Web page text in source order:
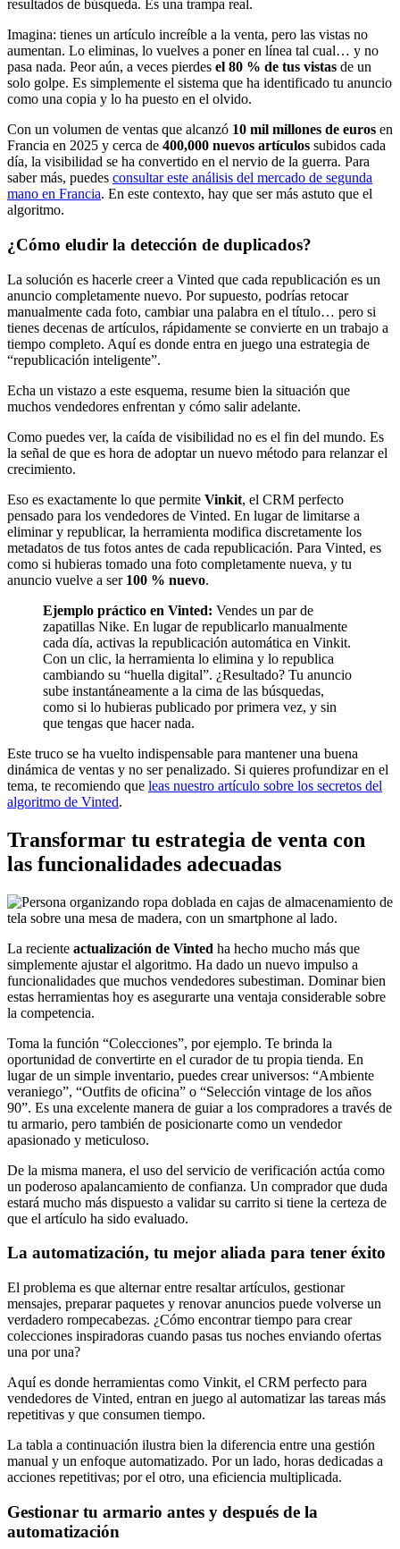
resultados de búsqueda. Es una trampa real.
Imagina: tienes un artículo increíble a la venta, pero las vistas no
aumentan. Lo eliminas, lo vuelves a poner en línea tal cual… y no
pasa nada. Peor aún, a veces pierdes el 80 % de tus vistas de un
solo golpe. Es simplemente el sistema que ha identificado tu anuncio
como una copia y lo ha puesto en el olvido.
Con un volumen de ventas que alcanzó 10 mil millones de euros en
Francia en 2025 y cerca de 400,000 nuevos artículos subidos cada
día, la visibilidad se ha convertido en el nervio de la guerra. Para
saber más, puedes consultar este análisis del mercado de segunda
mano en Francia. En este contexto, hay que ser más astuto que el
algoritmo.
¿Cómo eludir la detección de duplicados?
La solución es hacerle creer a Vinted que cada republicación es un
anuncio completamente nuevo. Por supuesto, podrías retocar
manualmente cada foto, cambiar una palabra en el título… pero si
tienes decenas de artículos, rápidamente se convierte en un trabajo a
tiempo completo. Aquí es donde entra en juego una estrategia de
“republicación inteligente”.
Echa un vistazo a este esquema, resume bien la situación que
muchos vendedores enfrentan y cómo salir adelante.
Como puedes ver, la caída de visibilidad no es el fin del mundo. Es
la señal de que es hora de adoptar un nuevo método para relanzar el
crecimiento.
Eso es exactamente lo que permite Vinkit, el CRM perfecto
pensado para los vendedores de Vinted. En lugar de limitarse a
eliminar y republicar, la herramienta modifica discretamente los
metadatos de tus fotos antes de cada republicación. Para Vinted, es
como si hubieras tomado una foto completamente nueva, y tu
anuncio vuelve a ser 100 % nuevo.
Ejemplo práctico en Vinted: Vendes un par de
zapatillas Nike. En lugar de republicarlo manualmente
cada día, activas la republicación automática en Vinkit.
Con un clic, la herramienta lo elimina y lo republica
cambiando su “huella digital”. ¿Resultado? Tu anuncio
sube instantáneamente a la cima de las búsquedas,
como si lo hubieras publicado por primera vez, y sin
que tengas que hacer nada.
Este truco se ha vuelto indispensable para mantener una buena
dinámica de ventas y no ser penalizado. Si quieres profundizar en el
tema, te recomiendo que leas nuestro artículo sobre los secretos del
algoritmo de Vinted.
Transformar tu estrategia de venta con
las funcionalidades adecuadas
La reciente actualización de Vinted ha hecho mucho más que
simplemente ajustar el algoritmo. Ha dado un nuevo impulso a
funcionalidades que muchos vendedores subestiman. Dominar bien
estas herramientas hoy es asegurarte una ventaja considerable sobre
la competencia.
Toma la función “Colecciones”, por ejemplo. Te brinda la
oportunidad de convertirte en el curador de tu propia tienda. En
lugar de un simple inventario, puedes crear universos: “Ambiente
veraniego”, “Outfits de oficina” o “Selección vintage de los años
90”. Es una excelente manera de guiar a los compradores a través de
tu armario, pero también de posicionarte como un vendedor
apasionado y meticuloso.
De la misma manera, el uso del servicio de verificación actúa como
un poderoso apalancamiento de confianza. Un comprador que duda
estará mucho más dispuesto a validar su carrito si tiene la certeza de
que el artículo ha sido evaluado.
La automatización, tu mejor aliada para tener éxito
El problema es que alternar entre resaltar artículos, gestionar
mensajes, preparar paquetes y renovar anuncios puede volverse un
verdadero rompecabezas. ¿Cómo encontrar tiempo para crear
colecciones inspiradoras cuando pasas tus noches enviando ofertas
una por una?
Aquí es donde herramientas como Vinkit, el CRM perfecto para
vendedores de Vinted, entran en juego al automatizar las tareas más
repetitivas y que consumen tiempo.
La tabla a continuación ilustra bien la diferencia entre una gestión
manual y un enfoque automatizado. Por un lado, horas dedicadas a
acciones repetitivas; por el otro, una eficiencia multiplicada.
Gestionar tu armario antes y después de la
automatización